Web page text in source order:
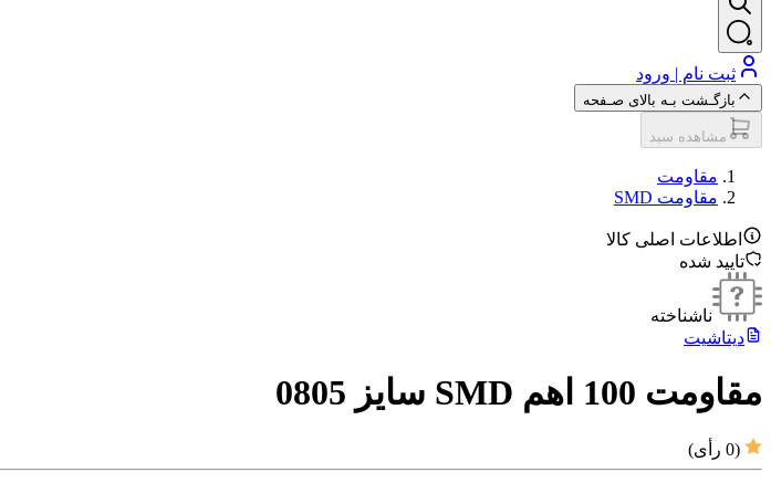
ثبت نام | ورود
بازگـشت بـه بالای صـفحه
مشاهده سبد
مقاومت‌
مقاومت SMD
اطلاعات اصلی کالا
تایید شده
ناشناخته
دیتاشیت
مقاومت 100 اهم SMD سایز 0805
(
0 رأی)